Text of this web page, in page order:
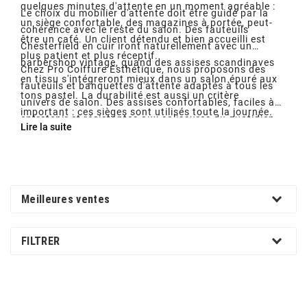
quelques minutes d'attente en un moment agréable :
un siège confortable, des magazines à portée, peut-
être un café. Un client détendu et bien accueilli est
plus patient et plus réceptif.
Le choix du mobilier d'attente doit être guidé par la
cohérence avec le reste du salon. Des fauteuils
Chesterfield en cuir iront naturellement avec un
barbershop vintage, quand des assises scandinaves
en tissu s'intégreront mieux dans un salon épuré aux
tons pastel. La durabilité est aussi un critère
important : ces sièges sont utilisés toute la journée.
Chez Pro Coiffure Esthétique, nous proposons des
fauteuils et banquettes d'attente adaptés à tous les
univers de salon. Des assises confortables, faciles à
entretenir et résistantes aux salissures du quotidien.
Lire la suite
Meilleures ventes
FILTRER